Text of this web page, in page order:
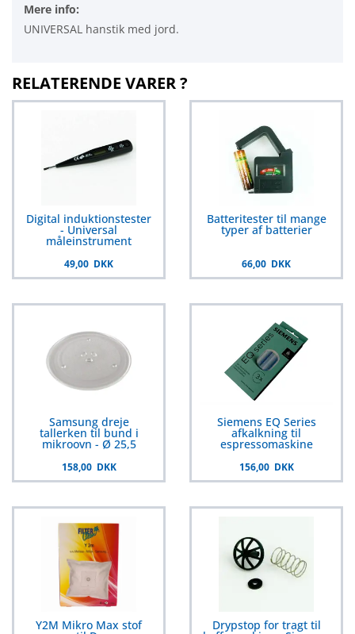
Mere info:
UNIVERSAL hanstik med jord.
RELATERENDE VARER ?
Digital induktionstester
- Universal
måleinstrument
49,00 DKK
Batteritester til mange
typer af batterier
66,00 DKK
Samsung dreje
tallerken til bund i
mikroovn - Ø 25,5
158,00 DKK
Siemens EQ Series
afkalkning til
espressomaskine
156,00 DKK
Y2M Mikro Max stof Drypstop for tragt til